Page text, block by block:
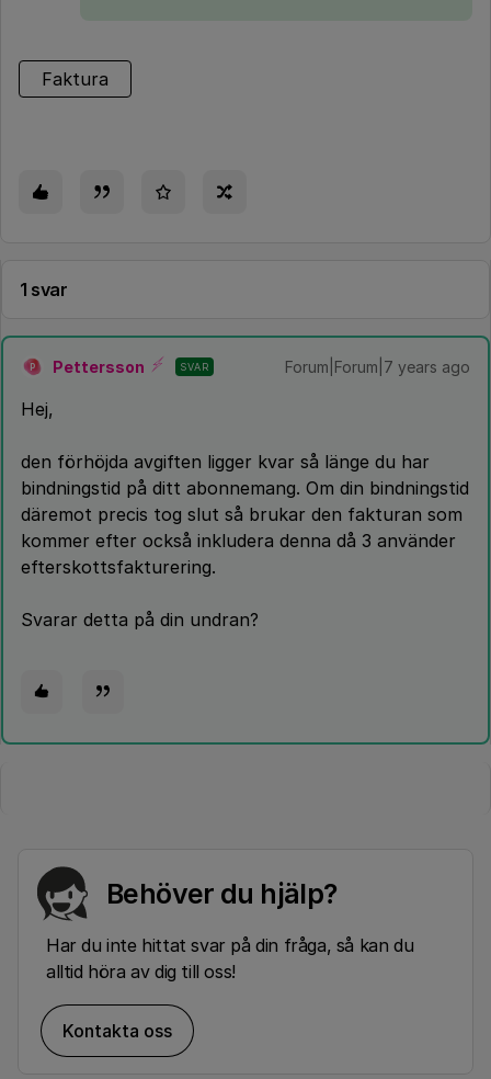
Faktura
1 svar
P Pettersson SVAR Forum|Forum|7 years ago
Hej,
den förhöjda avgiften ligger kvar så länge du har
bindningstid på ditt abonnemang. Om din bindningstid
däremot precis tog slut så brukar den fakturan som
kommer efter också inkludera denna då 3 använder
efterskottsfakturering.
Svarar detta på din undran?
Behöver du hjälp?
Har du inte hittat svar på din fråga, så kan du
alltid höra av dig till oss!
Kontakta oss